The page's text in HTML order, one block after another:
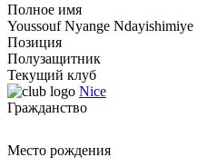
Полное имя
Youssouf Nyange Ndayishimiye
Позиция
Полузащитник
Текущий клуб
Nice
Гражданство
Место рождения